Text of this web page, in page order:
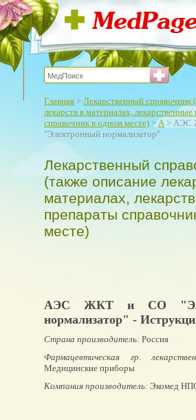
Главная > Лекарственный справочник
лекарств в материалах,
справочник в одном месте) >А> АЭС
"Электронный нормализатор"
Лекарственный
(также описание
материалах,
препараты
месте)
АЭС ЖКТ и СО
нормализатор" -
Страна производитель: Россия
Фармацевтическая гр.
Медицинские приборы
Компания производитель: Экомед